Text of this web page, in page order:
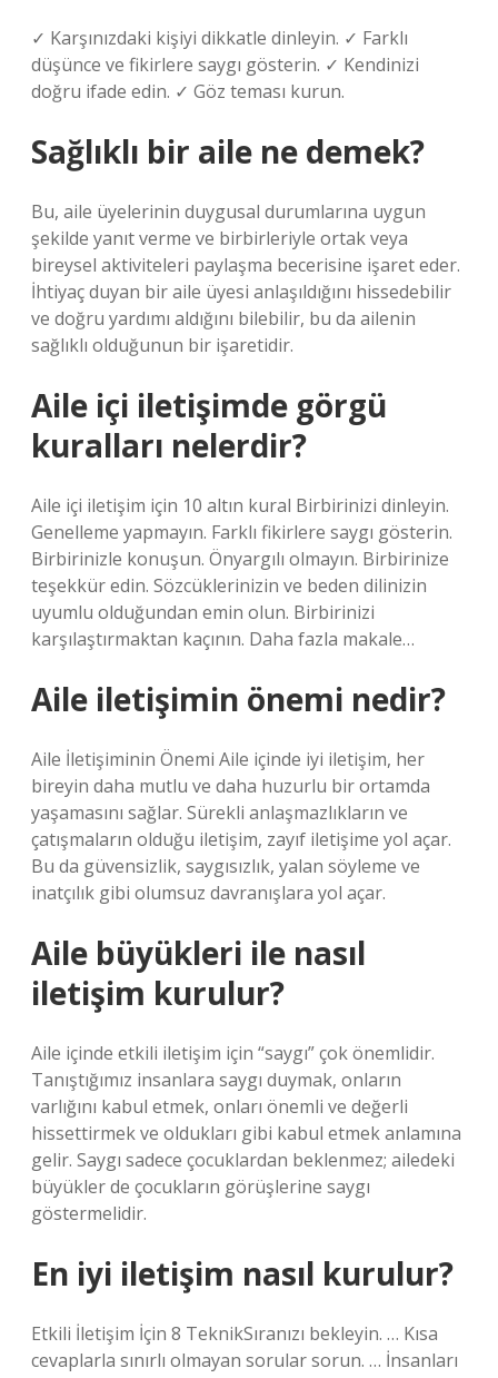
✓ Karşınızdaki kişiyi dikkatle dinleyin. ✓ Farklı
düşünce ve fikirlere saygı gösterin. ✓ Kendinizi
doğru ifade edin. ✓ Göz teması kurun.
Sağlıklı bir aile ne demek?
Bu, aile üyelerinin duygusal durumlarına uygun
şekilde yanıt verme ve birbirleriyle ortak veya
bireysel aktiviteleri paylaşma becerisine işaret eder.
İhtiyaç duyan bir aile üyesi anlaşıldığını hissedebilir
ve doğru yardımı aldığını bilebilir, bu da ailenin
sağlıklı olduğunun bir işaretidir.
Aile içi iletişimde görgü
kuralları nelerdir?
Aile içi iletişim için 10 altın kural Birbirinizi dinleyin.
Genelleme yapmayın. Farklı fikirlere saygı gösterin.
Birbirinizle konuşun. Önyargılı olmayın. Birbirinize
teşekkür edin. Sözcüklerinizin ve beden dilinizin
uyumlu olduğundan emin olun. Birbirinizi
karşılaştırmaktan kaçının. Daha fazla makale…
Aile iletişimin önemi nedir?
Aile İletişiminin Önemi Aile içinde iyi iletişim, her
bireyin daha mutlu ve daha huzurlu bir ortamda
yaşamasını sağlar. Sürekli anlaşmazlıkların ve
çatışmaların olduğu iletişim, zayıf iletişime yol açar.
Bu da güvensizlik, saygısızlık, yalan söyleme ve
inatçılık gibi olumsuz davranışlara yol açar.
Aile büyükleri ile nasıl
iletişim kurulur?
Aile içinde etkili iletişim için “saygı” çok önemlidir.
Tanıştığımız insanlara saygı duymak, onların
varlığını kabul etmek, onları önemli ve değerli
hissettirmek ve oldukları gibi kabul etmek anlamına
gelir. Saygı sadece çocuklardan beklenmez; ailedeki
büyükler de çocukların görüşlerine saygı
göstermelidir.
En iyi iletişim nasıl kurulur?
Etkili İletişim İçin 8 TeknikSıranızı bekleyin. … Kısa
cevaplarla sınırlı olmayan sorular sorun. … İnsanları